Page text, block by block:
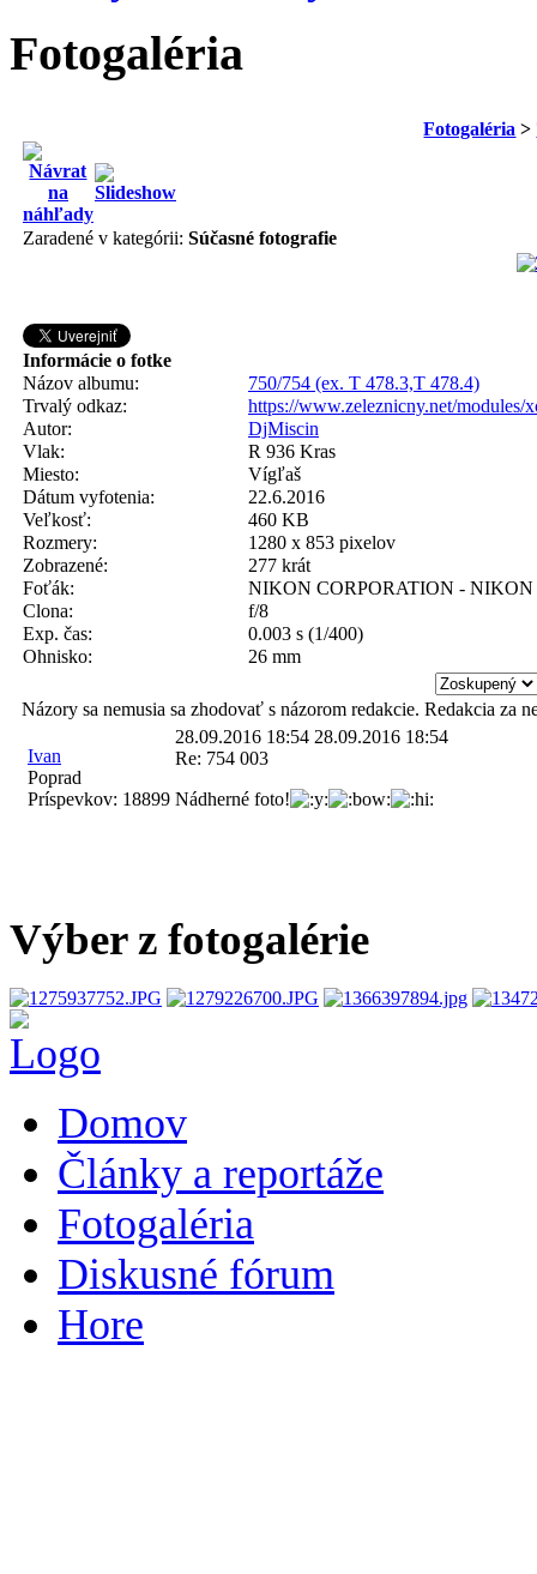
Fotogaléria
Fotogaléria >
Zaradené v kategórii: Súčasné fotografie
Informácie o fotke
Názov albumu:
750/754 (ex. T 478.3,T 478.4)
Trvalý odkaz:
https://www.zeleznicny.net/modules/
Autor:
DjMiscin
Vlak:
R 936 Kras
Miesto:
Vígľaš
Dátum vyfotenia:
22.6.2016
Veľkosť:
460 KB
Rozmery:
1280 x 853 pixelov
Zobrazené:
277 krát
Foťák:
NIKON CORPORATION - NIKON
Clona:
f/8
Exp. čas:
0.003 s (1/400)
Ohnisko:
26 mm
Názory sa nemusia sa zhodovať s názorom redakcie. Redakcia za
Ivan
Poprad
Príspevkov: 18899
28.09.2016 18:54 28.09.2016 18:54
Re: 754 003
Nádherné foto!
Výber z fotogalérie
Domov
Články a reportáže
Fotogaléria
Diskusné fórum
Hore